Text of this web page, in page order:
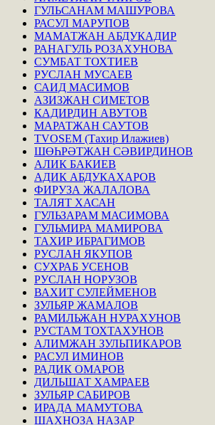
ГУЛЬСАНАМ МАШУРОВА
РАСУЛ МАРУПОВ
МАМАТЖАН АБДУКАДИР
РАНАГУЛЬ РОЗАХУНОВА
СУМБАТ ТОХТИЕВ
РУСЛАН МУСАЕВ
САИД МАСИМОВ
АЗИЗЖАН СИМЕТОВ
КАДИРДИН АВУТОВ
МАРАТЖАН САУТОВ
TVOSEM (Тахир Илажиев)
ШӨҺРӘТЖАН СӘВИРДИНОВ
АЛИК БАКИЕВ
АДИК АБДУКАХАРОВ
ФИРУЗА ЖАЛАЛОВА
ТАЛЯТ ХАСАН
ГУЛЬЗАРАМ МАСИМОВА
ГУЛЬМИРА МАМИРОВА
ТАХИР ИБРАГИМОВ
РУСЛАН ЯКУПОВ
СУХРАБ УСЕНОВ
РУСЛАН НОРУЗОВ
ВАХИТ СУЛЕЙМЕНОВ
ЗУЛЬЯР ЖАМАЛОВ
РАМИЛЬЖАН НУРАХУНОВ
РУСТАМ ТОХТАХУНОВ
АЛИМЖАН ЗУЛЬПИКАРОВ
РАСУЛ ИМИНОВ
РАДИК ОМАРОВ
ДИЛЬШАТ ХАМРАЕВ
ЗУЛЬЯР САБИРОВ
ИРАДА МАМУТОВА
ШАХНОЗА НАЗАР